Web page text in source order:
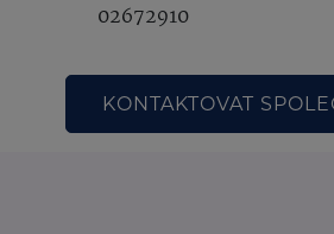
02672910
KONTAKTOVAT